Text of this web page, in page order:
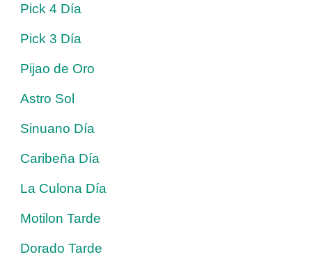
Pick 4 Día
Pick 3 Día
Pijao de Oro
Astro Sol
Sinuano Día
Caribeña Día
La Culona Día
Motilon Tarde
Dorado Tarde